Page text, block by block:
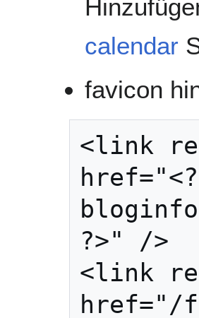
calendar
favicon
<link
?>" />
<link
href="/